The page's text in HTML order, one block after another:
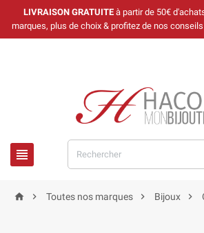
LIVRAISON GRATUITE à partir de 50€
marques, plus de choix & profitez de nos

  Toutes nos marques  Bijoux 